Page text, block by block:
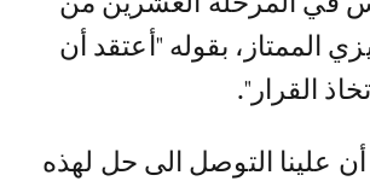
الممتاز، بقوله "أعتقد أن
القرار".
علينا التوصل الى حل لهذه